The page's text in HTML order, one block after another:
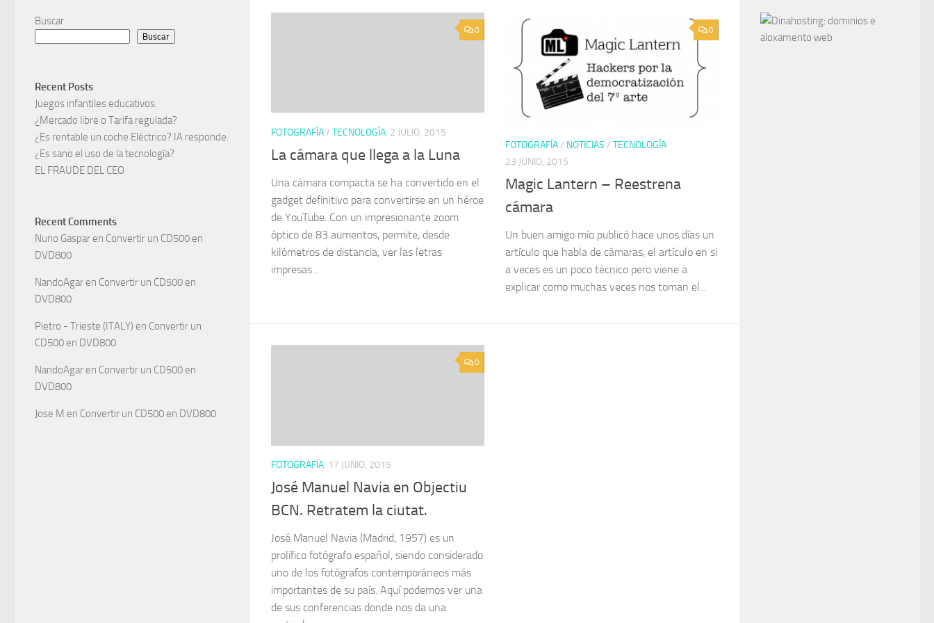
0
FOTOGRAFÍA/ TECNOLOGÍA 2 JULIO, 2015
La cámara que llega a la Luna
Una cámara compacta se ha convertido en el
gadget definitivo para convertirse en un héroe
de YouTube. Con un impresionante zoom
óptico de 83 aumentos, permite, desde
kilómetros de distancia, ver las letras
impresas...
0
FOTOGRAFÍA/ NOTICIAS / TECNOLOGÍA
23 JUNIO, 2015
Magic Lantern – Reestrena
cámara
Un buen amigo mío publicó hace unos días un
artículo que habla de cámaras, el artículo en si
a veces es un poco técnico pero viene a
explicar como muchas veces nos toman el...
0
FOTOGRAFÍA 17 JUNIO, 2015
José Manuel Navia en Objectiu
BCN. Retratem la ciutat.
José Manuel Navia (Madrid, 1957) es un
prolífico fotógrafo español, siendo considerado
uno de los fotógrafos contemporáneos más
importantes de su país. Aquí podemos ver una
de sus conferencias donde nos da una
Buscar
Buscar
Recent Posts
Juegos infantiles educativos.
¿Mercado libre o Tarifa regulada?
¿Es rentable un coche Eléctrico? IA responde.
¿Es sano el uso de la tecnología?
EL FRAUDE DEL CEO
Recent Comments
Nuno Gaspar en Convertir un CD500 en
DVD800
NandoAgar en Convertir un CD500 en
DVD800
Pietro - Trieste (ITALY) en Convertir un
CD500 en DVD800
NandoAgar en Convertir un CD500 en
DVD800
Jose M en Convertir un CD500 en DVD800